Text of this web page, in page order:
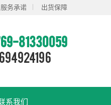
服务承诺 出货保障
81330059
系我们